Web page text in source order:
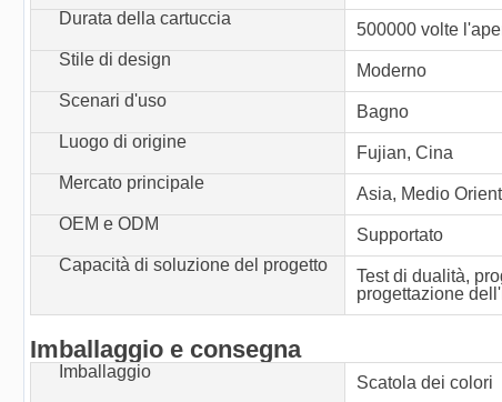
Durata della cartuccia
500000 volte
Stile di design
Moderno
Scenari d'uso
Bagno
Luogo di origine
Fujian, Cina
Mercato principale
Asia, Medio
OEM e ODM
Supportato
Capacità di soluzione del progetto
Test di dualità,
progettazione
Imballaggio e consegna
Imballaggio
Scatola dei colori